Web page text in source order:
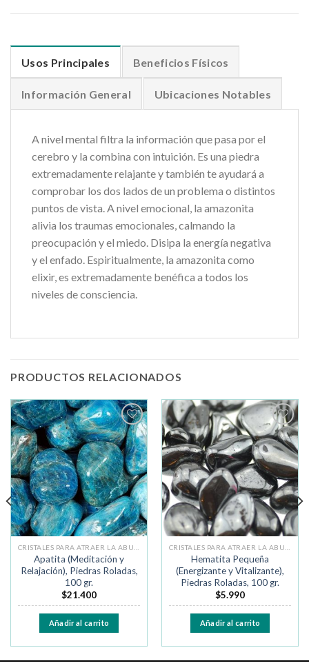
Usos Principales Beneficios Físicos
Información General Ubicaciones Notables
A nivel mental filtra la información que pasa por el
cerebro y la combina con intuición. Es una piedra
extremadamente relajante y también te ayudará a
comprobar los dos lados de un problema o distintos
puntos de vista. A nivel emocional, la amazonita
alivia los traumas emocionales, calmando la
preocupación y el miedo. Disipa la energía negativa
y el enfado. Espiritualmente, la amazonita como
elixir, es extremadamente benéfica a todos los
niveles de consciencia.
PRODUCTOS RELACIONADOS
Añadir
a la
lista de
deseos
Apatita (Meditación y
Relajación), Piedras Roladas,
100 gr.
$21.400
Añadir al carrito
Añadir
a la
lista de
deseos
Hematita Pequeña
(Energizante y Vitalizante),
Piedras Roladas, 100 gr.
$5.990
Añadir al carrito